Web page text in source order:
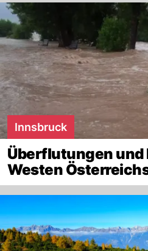
Innsbruck
Überflutungen und
Westen